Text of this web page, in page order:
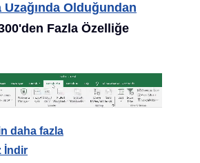
Uzağında Olduğundan
Fazla Özelliğe
daha fazla
İndir